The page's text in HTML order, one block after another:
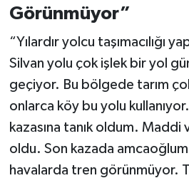
Görünmüyor”
“Yılardır yolcu taşımacılığı
Silvan yolu çok işlek bir yol
geçiyor. Bu bölgede tarım
onlarca köy bu yolu
kazasına tanık oldum. Maddi
oldu. Son kazada
havalarda tren görünmüyor.